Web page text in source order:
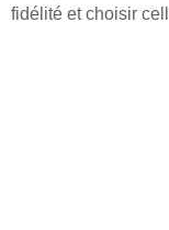
fidélité et choisir